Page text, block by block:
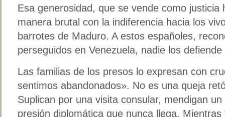
Esa generosidad, que se vende como justicia
manera brutal con la indiferencia hacia los
barrotes de Maduro. A estos españoles,
perseguidos en Venezuela, nadie los
Las familias de los presos lo expresan con
sentimos abandonados». No es una queja
Suplican por una visita consular, mendigan
presión diplomática que nunca llega.